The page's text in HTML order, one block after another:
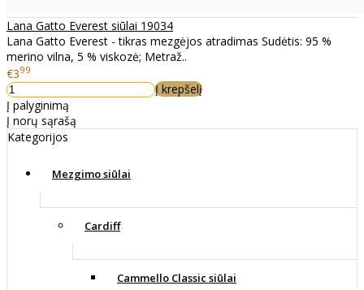
Lana Gatto Everest siūlai 19034
Lana Gatto Everest - tikras mezgėjos atradimas Sudėtis: 95 %
merino vilna, 5 % viskozė; Metraž..
€399
Į krepšelį
Į palyginimą
Į norų sąrašą
Kategorijos
Mezgimo siūlai
Cardiff
Cammello Classic siūlai